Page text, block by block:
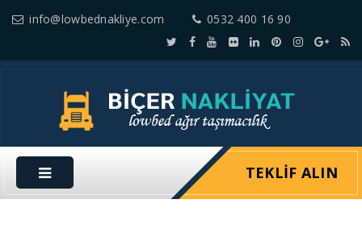
info@lowbednakliye.com 0532 400 16 90
TEKLIF ALIN